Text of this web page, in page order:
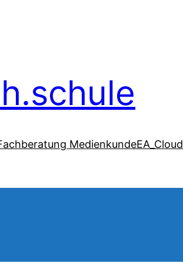
MedienkundeEA_Cloud